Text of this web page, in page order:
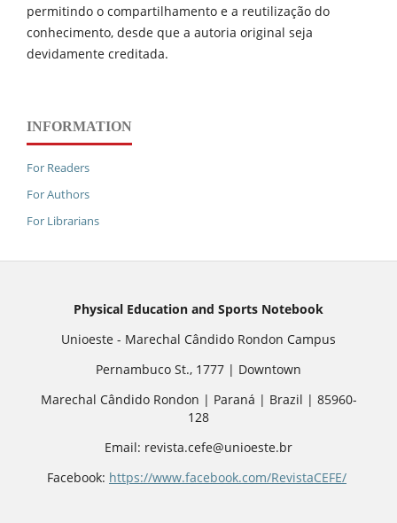
permitindo o compartilhamento e a reutilização do
conhecimento, desde que a autoria original seja
devidamente creditada.
INFORMATION
For Readers
For Authors
For Librarians
Physical Education and Sports Notebook
Unioeste - Marechal Cândido Rondon Campus
Pernambuco St., 1777 | Downtown
Marechal Cândido Rondon | Paraná | Brazil | 85960-
128
Email: revista.cefe@unioeste.br
Facebook: https://www.facebook.com/RevistaCEFE/